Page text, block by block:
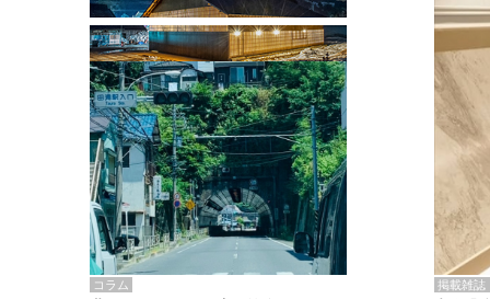
掲載雑誌
掲載雑誌・書籍
『街歩き研修「アールデコとモダニズ
ム、和風バロック」』のレポート記事が
掲載
コラム